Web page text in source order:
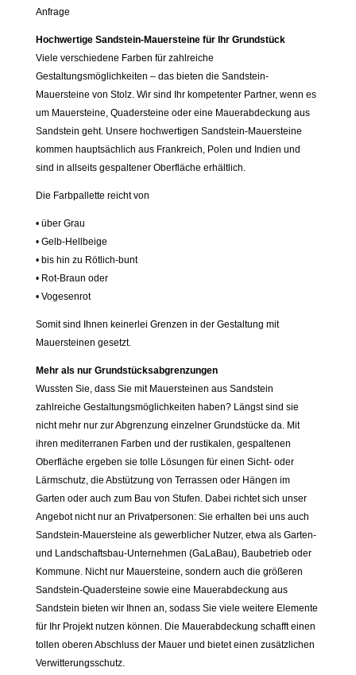
Anfrage
Hochwertige Sandstein-Mauersteine für Ihr Grundstück
Viele verschiedene Farben für zahlreiche
Gestaltungsmöglichkeiten – das bieten die Sandstein-
Mauersteine von Stolz. Wir sind Ihr kompetenter Partner, wenn es
um Mauersteine, Quadersteine oder eine Mauerabdeckung aus
Sandstein geht. Unsere hochwertigen Sandstein-Mauersteine
kommen hauptsächlich aus Frankreich, Polen und Indien und
sind in allseits gespaltener Oberfläche erhältlich.
Die Farbpallette reicht von
• über Grau
• Gelb-Hellbeige
• bis hin zu Rötlich-bunt
• Rot-Braun oder
• Vogesenrot
Somit sind Ihnen keinerlei Grenzen in der Gestaltung mit
Mauersteinen gesetzt.
Mehr als nur Grundstücksabgrenzungen
Wussten Sie, dass Sie mit Mauersteinen aus Sandstein
zahlreiche Gestaltungsmöglichkeiten haben? Längst sind sie
nicht mehr nur zur Abgrenzung einzelner Grundstücke da. Mit
ihren mediterranen Farben und der rustikalen, gespaltenen
Oberfläche ergeben sie tolle Lösungen für einen Sicht- oder
Lärmschutz, die Abstützung von Terrassen oder Hängen im
Garten oder auch zum Bau von Stufen. Dabei richtet sich unser
Angebot nicht nur an Privatpersonen: Sie erhalten bei uns auch
Sandstein-Mauersteine als gewerblicher Nutzer, etwa als Garten-
und Landschaftsbau-Unternehmen (GaLaBau), Baubetrieb oder
Kommune. Nicht nur Mauersteine, sondern auch die größeren
Sandstein-Quadersteine sowie eine Mauerabdeckung aus
Sandstein bieten wir Ihnen an, sodass Sie viele weitere Elemente
für Ihr Projekt nutzen können. Die Mauerabdeckung schafft einen
tollen oberen Abschluss der Mauer und bietet einen zusätzlichen
Verwitterungsschutz.